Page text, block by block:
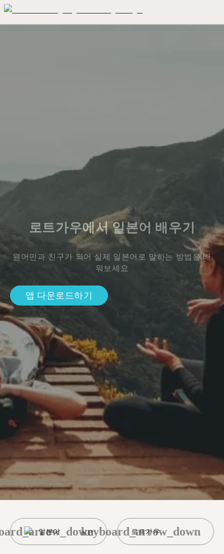
로트가우에서 일본어 배우기
원어민과 친구가 되어 실제 일본어로 말하는 방법을 배
워보세요
앱 다운로드하기
일본어 로트가우
keyboard_arrow_down